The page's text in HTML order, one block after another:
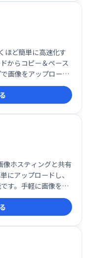
ほど簡単に高速化す
からコピー＆ペース
画像をアップロード
。シンプルで直感的
ホスティングと共有
にアップロードし、
す。手軽に画像を管
。